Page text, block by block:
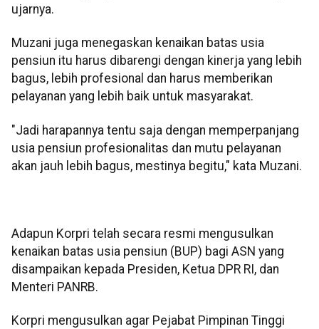
ujarnya.
Muzani juga menegaskan kenaikan batas usia
pensiun itu harus dibarengi dengan kinerja yang lebih
bagus, lebih profesional dan harus memberikan
pelayanan yang lebih baik untuk masyarakat.
"Jadi harapannya tentu saja dengan memperpanjang
usia pensiun profesionalitas dan mutu pelayanan
akan jauh lebih bagus, mestinya begitu," kata Muzani.
Adapun Korpri telah secara resmi mengusulkan
kenaikan batas usia pensiun (BUP) bagi ASN yang
disampaikan kepada Presiden, Ketua DPR RI, dan
Menteri PANRB.
Korpri mengusulkan agar Pejabat Pimpinan Tinggi